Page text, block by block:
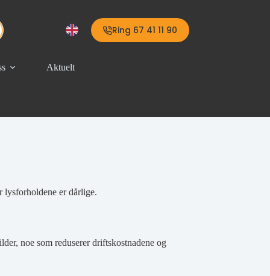
Ring 67 41 11 90
Aktuelt
lysforholdene er dårlige.
noe som reduserer driftskostnadene og